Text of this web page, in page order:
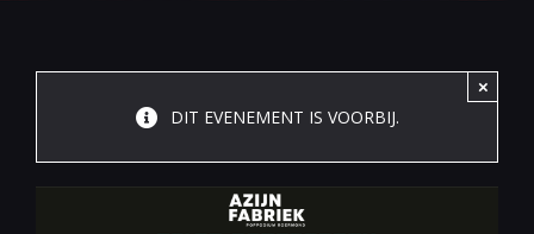
Archief
DIT EVENEMENT IS VOORBIJ.
×